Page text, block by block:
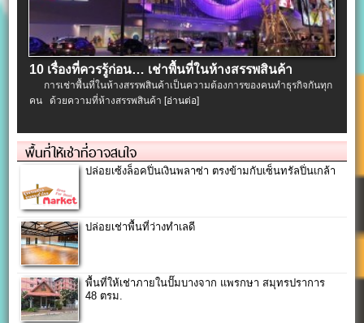
10 เรื่องที่ควรรู้ก่อน… เช่าพื้นที่ในห้างสรรพสินค้า
การเช่าพื้นที่ในห้างสรรพสินค้าเป็นความต้องการของคนทำธุรกิจกันทุก
คน ด้วยความที่ห้างสรรพสินค้า[อ่านต่อ]
พื้นที่ให้เช่าที่อาจสนใจ
ปล่อยเซ้งล็อคปิ่นเงินพลาซ่า ตรงข้ามกับเซ็นทรัลปิ่นเกล้า
ปล่อยเช่าพื้นที่ว่างทำเลดี
พื้นที่ให้เช่าภายในปั๊มบางจาก แพรกษา สมุทรปราการ
48 ตรม.